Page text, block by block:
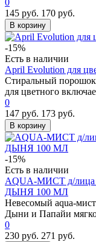
145 руб. 170 руб.
В корзину
-15%
Есть в наличии
April Evolution для
Стиральный
для цветного
0
147 руб. 173 руб.
В корзину
-15%
Есть в наличии
AQUA-МИСТ д/
ДЫНЯ 100 МЛ
Невесомый aqua-
Дыни и Папайи
0
230 руб. 271 руб.